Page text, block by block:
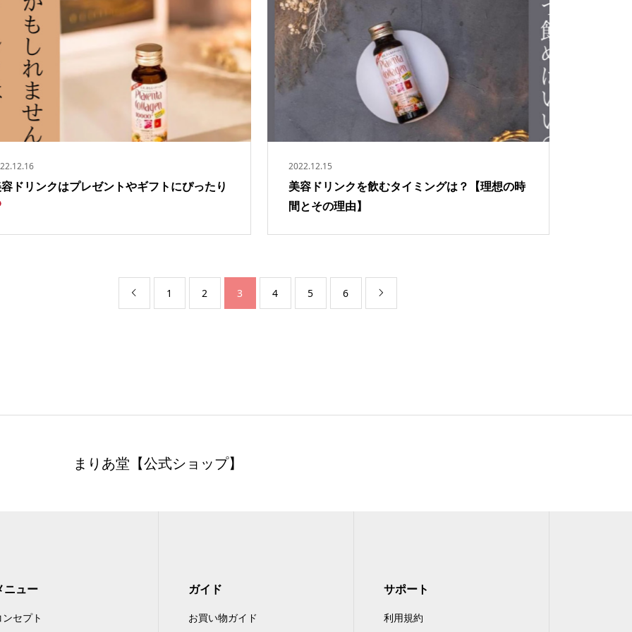
ドリンクはプレゼントやギフトにぴったり
2022.12.15
美容ドリンクを飲むタイミングは？【理想の時
間とその理由】
 1 2 3 4 5 6 
まりあ堂【公式ショップ】
ニュー
ンセプト
ガイド
お買い物ガイド
サポート
利用規約